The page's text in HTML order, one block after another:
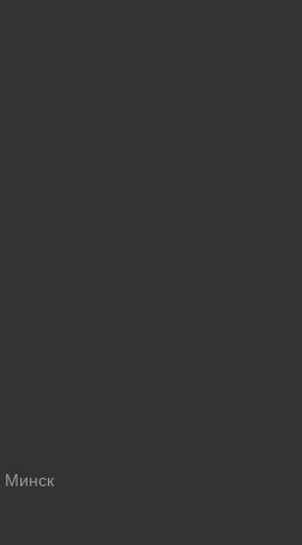
Минск